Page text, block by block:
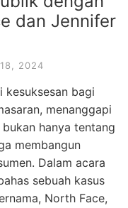
dan Jennifer
2024
kesuksesan bagi
menanggapi
hanya tentang
membangun
Dalam acara
sebuah kasus
North Face,